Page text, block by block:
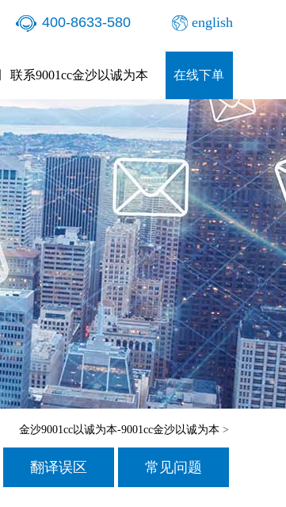
400-8633-580 english
联系9001cc金沙以诚为本 在线下单
金沙9001cc以诚为本-9001cc金沙以诚为本 >
翻译误区 常见问题